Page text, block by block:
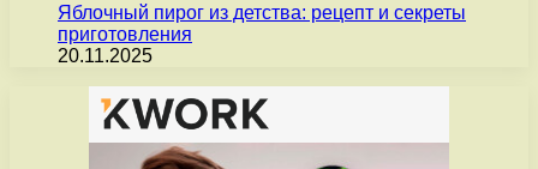
Яблочный пирог из детства: рецепт и секреты
приготовления
20.11.2025